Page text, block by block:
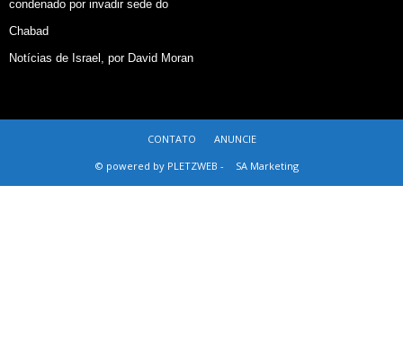
condenado por invadir sede do
Chabad
Notícias de Israel, por David Moran
CONTATO
ANUNCIE
© powered by PLETZWEB -
SA Marketing